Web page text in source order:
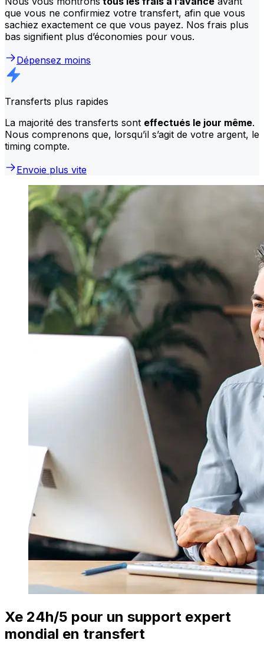
que vous ne confirmiez votre transfert, afin que vous
sachiez exactement ce que vous payez. Nos frais plus
bas signifient plus d’économies pour vous.
Dépensez moins
Transferts plus rapides
La majorité des transferts sont effectués le jour même.
Nous comprenons que, lorsqu’il s’agit de votre argent, le
timing compte.
Envoie plus vite
Xe 24h/5 pour un support expert
mondial en transfert